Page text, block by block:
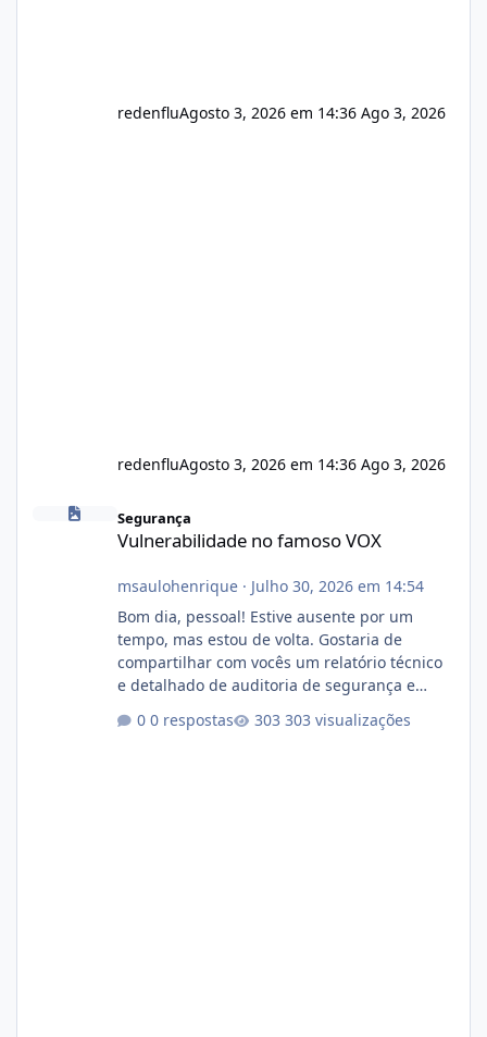
redenfluAgosto 3, 2026 em 14:36 Ago 3, 2026
redenfluAgosto 3, 2026 em 14:36 Ago 3, 2026
Vulnerabilidade no famoso VOX
Segurança
Vulnerabilidade no famoso VOX
msaulohenrique· Julho 30, 2026 em 14:54
Bom dia, pessoal! Estive ausente por um
tempo, mas estou de volta. Gostaria de
compartilhar com vocês um relatório técnico
e detalhado de auditoria de segurança e
atualmente em circulação e comercialização
0 respostas 303 visualizações